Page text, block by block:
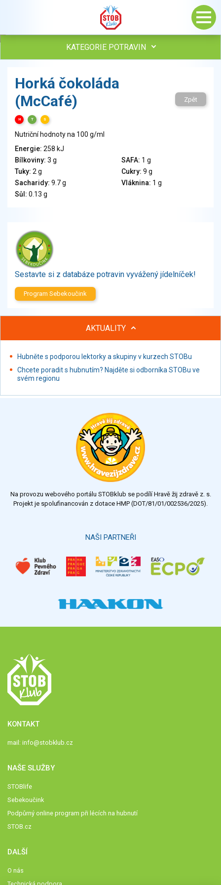
KATEGORIE POTRAVIN
Vejce
Mléko
Mléčné výrobky
Sýry
Veganské a vegetariánské výrobky
Tuky
Obiloviny, mouka, cereální výrobky
Chléb, pečivo, křehké chleby, pufované výrobky
Přílohy
Brambory, luštěniny, houby
Sladkosti, slané výrobky
Zmrzliny
Ochucovadla, přísady, sladidla
Sušené směsi
Polotovary, hotové pokrmy
Proteinové výrobky, doplňky stravy
Nápoje alkoholické
Restaurace, jídelny, hotová jídla
Fastfood
Studená kuchyně, lahůdkářské výrobky
Horká čokoláda
(McCafé)
H T S
Zpět
Nutriční hodnoty na 100 g/ml
Energie: 258 kJ
Bílkoviny: 3 g SAFA: 1 g
Tuky: 2 g Cukry: 9 g
Sacharidy: 9.7 g Vláknina: 1 g
Sůl: 0.13 g
Sestavte si z databáze potravin vyvážený jídelníček!
Program Sebekoučink
AKTUALITY
Hubněte s podporou lektorky a skupiny v kurzech STOBu
Chcete poradit s hubnutím? Najděte si odborníka STOBu ve
svém regionu
Na provozu webového portálu STOBklub se podílí Hravě žij zdravě z. s.
Projekt je spolufinancován z dotace HMP (DOT/81/01/002536/2025).
NAŠI PARTNEŘI
KONTAKT
mail: info@stobklub.cz
NAŠE SLUŽBY
STOBlife
Sebekoučink
Podpůrný online program při lécích na hubnutí
STOB.cz
DALŠÍ
O nás